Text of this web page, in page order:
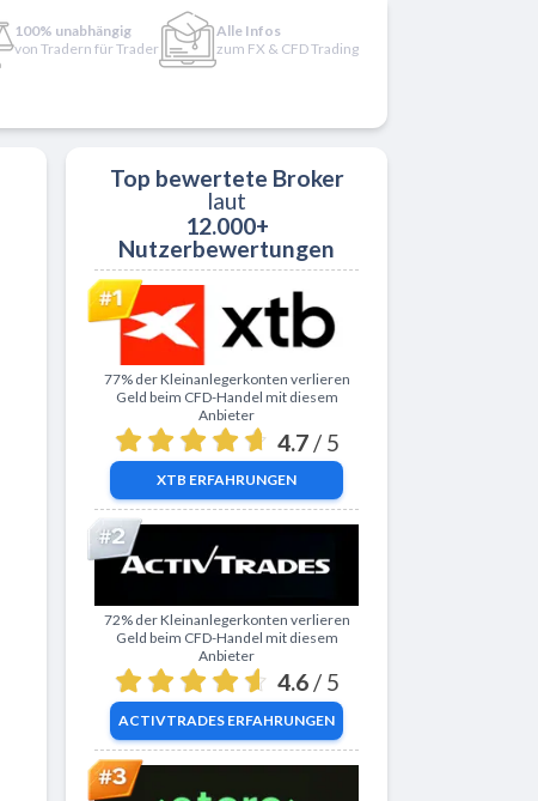
100% unabhängig
von Tradern für Trader
Alle Infos
zum FX & CFD Trading
Top bewertete Broker
laut
12.000+
Nutzerbewertungen
Zu XTB
77% der Kleinanlegerkonten verlieren
Geld beim CFD-Handel mit diesem
Anbieter
4.7 / 5
XTB ERFAHRUNGEN
Zu ActivTrades
72% der Kleinanlegerkonten verlieren
Geld beim CFD-Handel mit diesem
Anbieter
4.6 / 5
ACTIVTRADES ERFAHRUNGEN